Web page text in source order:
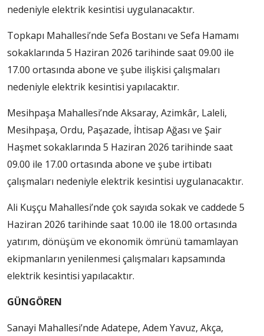
nedeniyle elektrik kesintisi uygulanacaktır.
Topkapı Mahallesi’nde Sefa Bostanı ve Sefa Hamamı
sokaklarında 5 Haziran 2026 tarihinde saat 09.00 ile
17.00 ortasında abone ve şube ilişkisi çalışmaları
nedeniyle elektrik kesintisi yapılacaktır.
Mesihpaşa Mahallesi’nde Aksaray, Azimkâr, Laleli,
Mesihpaşa, Ordu, Paşazade, İhtisap Ağası ve Şair
Haşmet sokaklarında 5 Haziran 2026 tarihinde saat
09.00 ile 17.00 ortasında abone ve şube irtibatı
çalışmaları nedeniyle elektrik kesintisi uygulanacaktır.
Ali Kuşçu Mahallesi’nde çok sayıda sokak ve caddede 5
Haziran 2026 tarihinde saat 10.00 ile 18.00 ortasında
yatırım, dönüşüm ve ekonomik ömrünü tamamlayan
ekipmanların yenilenmesi çalışmaları kapsamında
elektrik kesintisi yapılacaktır.
GÜNGÖREN
Sanayi Mahallesi’nde Adatepe, Adem Yavuz, Akça,